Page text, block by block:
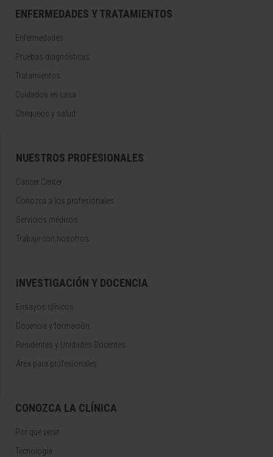
ENFERMEDADES Y TRATAMIENTOS
Enfermedades
Pruebas diagnósticas
Tratamientos
Cuidados en casa
Chequeos y salud
NUESTROS PROFESIONALES
Cancer Center
Conozca a los profesionales
Servicios médicos
Trabaje con nosotros
INVESTIGACIÓN Y DOCENCIA
Ensayos clínicos
Docencia y formación
Residentes y Unidades Docentes
Área para profesionales
CONOZCA LA CLÍNICA
Por qué venir
Tecnología